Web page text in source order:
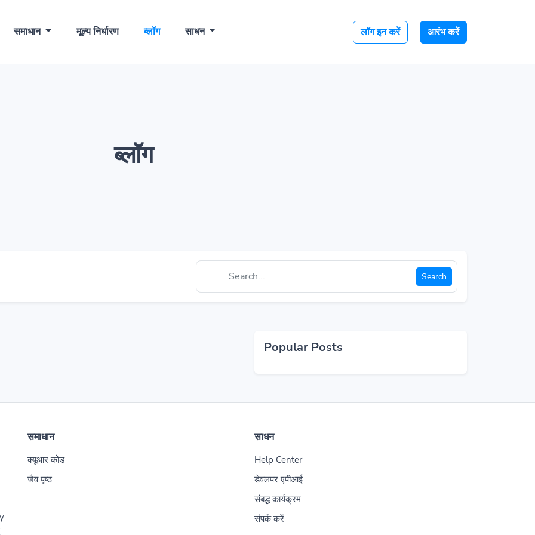
समाधान मूल्य निर्धारण ब्लॉग साधन लॉग इन करें आरंभ करें
ब्लॉग
Search
Popular Posts
समाधान
क्यूआर कोड
जैव पृष्ठ
साधन
Help Center
डेवलपर एपीआई
संबद्ध कार्यक्रम
संपर्क करें